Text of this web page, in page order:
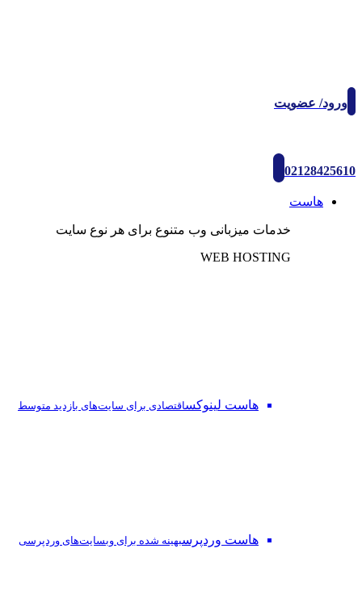
ورود/ عضویت
02128425610
هاست
خدمات میزبانی وب متنوع برای هر نوع سایت
WEB HOSTING
هاست لینوکساقتصادی برای سایت‌های بازدید متوسط
هاست وردپرسبهینه شده برای وبسایت‌های وردپرسی